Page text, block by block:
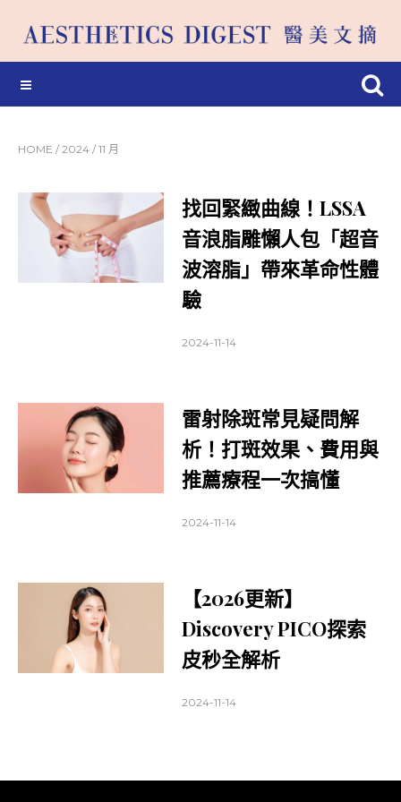
HOME / 2024 / 11 月
找回緊緻曲線！LSSA
音浪脂雕懶人包「超音
波溶脂」帶來革命性體
驗
2024-11-14
雷射除斑常見疑問解
析！打斑效果、費用與
推薦療程一次搞懂
2024-11-14
【2026更新】
Discovery PICO探索
皮秒全解析
2024-11-14